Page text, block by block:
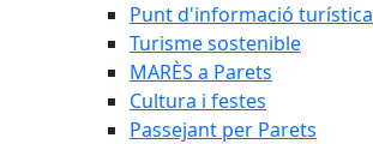
Punt d'informació turística
Turisme sostenible
MARÈS a Parets
Cultura i festes
Passejant per Parets